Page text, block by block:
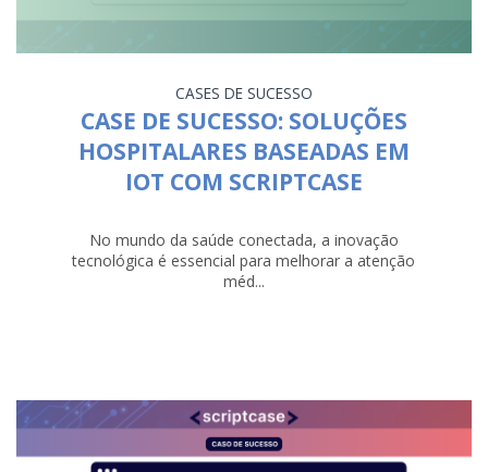
CASES DE SUCESSO
CASE DE SUCESSO: SOLUÇÕES
HOSPITALARES BASEADAS EM
IOT COM SCRIPTCASE
No mundo da saúde conectada, a inovação
tecnológica é essencial para melhorar a atenção
méd...